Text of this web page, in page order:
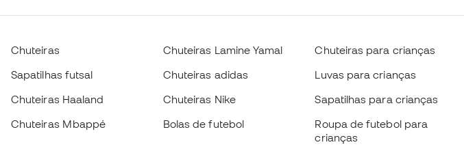
Chuteiras
Sapatilhas futsal
Chuteiras Haaland
Chuteiras Mbappé
Chuteiras Lamine Yamal
Chuteiras adidas
Chuteiras Nike
Bolas de futebol
Chuteiras para crianças
Luvas para crianças
Sapatilhas para crianças
Roupa de futebol para
crianças